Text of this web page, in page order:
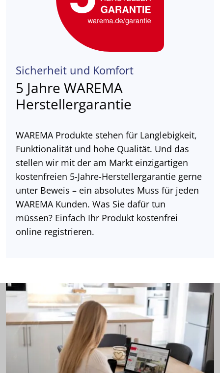
Sicherheit und Komfort
5 Jahre WAREMA
Herstellergarantie
WAREMA Produkte stehen für Langlebigkeit,
Funktionalität und hohe Qualität. Und das
stellen wir mit der am Markt einzigartigen
kostenfreien 5-Jahre-Herstellergarantie gerne
unter Beweis – ein absolutes Muss für jeden
WAREMA Kunden. Was Sie dafür tun
müssen? Einfach Ihr Produkt kostenfrei
online registrieren.